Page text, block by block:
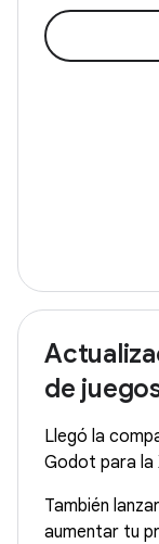
de
Llegó la
Godot para la
También
aumentar tu